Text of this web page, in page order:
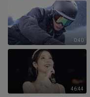
0:40
46:44